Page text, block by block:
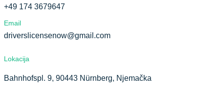
+49 174 3679647
Email
driverslicensenow@gmail.com
Lokacija
Bahnhofspl. 9, 90443 Nürnberg, Njemačka